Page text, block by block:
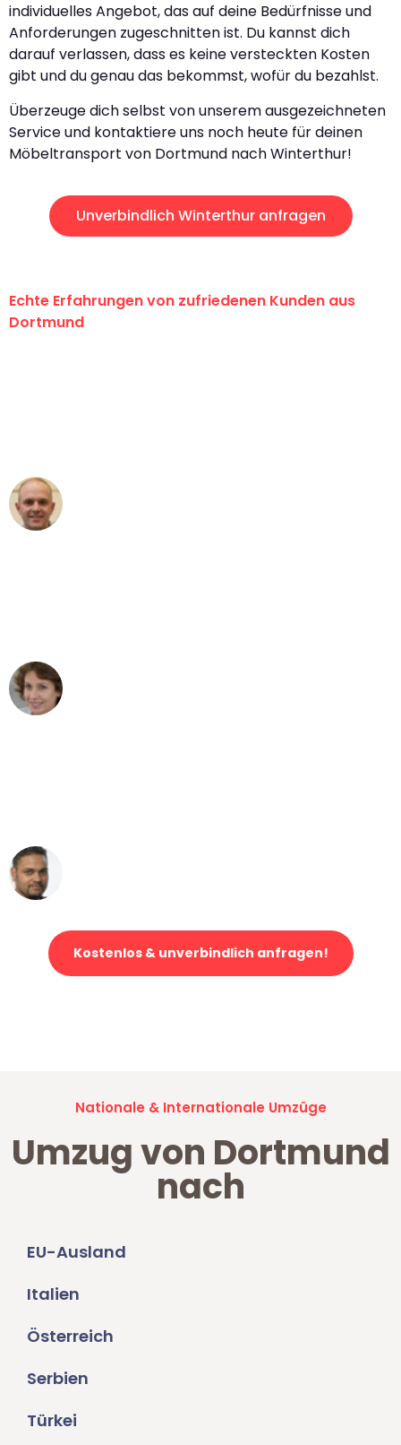
individuelles Angebot, das auf deine Bedürfnisse und
Anforderungen zugeschnitten ist. Du kannst dich
darauf verlassen, dass es keine versteckten Kosten
gibt und du genau das bekommst, wofür du bezahlst.
Überzeuge dich selbst von unserem ausgezeichneten
Service und kontaktiere uns noch heute für deinen
Möbeltransport von Dortmund nach Winterthur!
Unverbindlich Winterthur anfragen
Echte Erfahrungen von zufriedenen Kunden aus
Dortmund
Kostenlos & unverbindlich anfragen!
Nationale & Internationale Umzüge
Umzug von Dortmund
nach
EU-Ausland
Italien
Österreich
Serbien
Türkei